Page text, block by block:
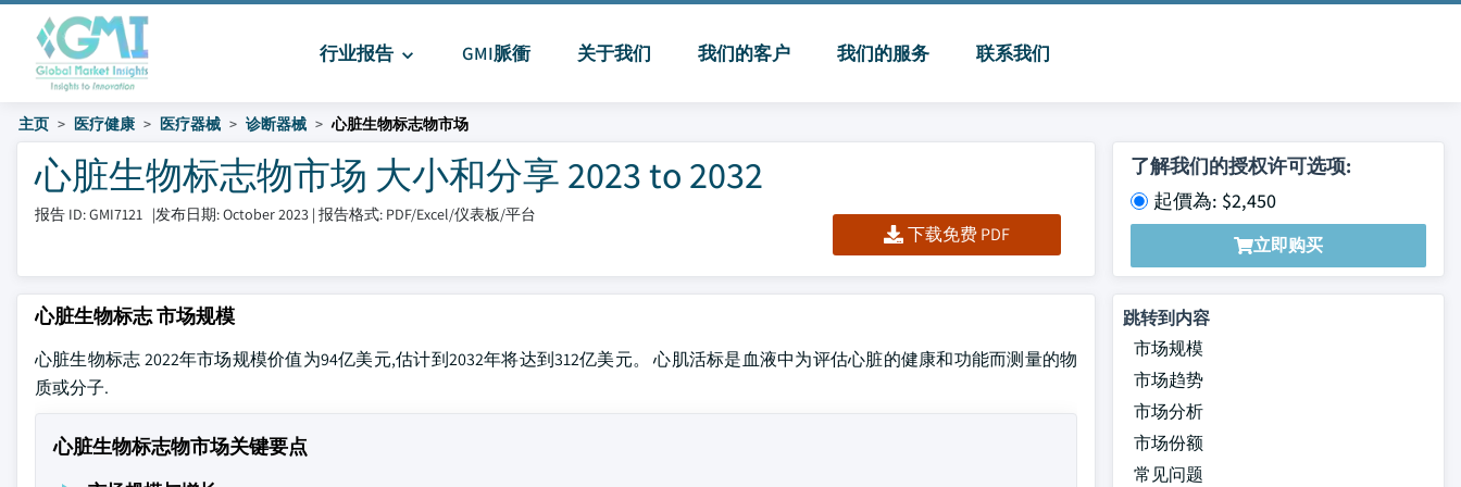
行业报告 GMI脈衝 关于我们 我们的客户 我们的服务 联系我们
主页 医疗健康 医疗器械 诊断器械 心脏生物标志物市场
心脏生物标志物市场 大小和分享 2023 to 2032
报告 ID: GMI7121 |发布日期: October 2023 | 报告格式: PDF/Excel/仪表板/平台
下载免费 PDF
了解我们的授权许可选项:
起價為: $2,450
立即购买
心脏生物标志 市场规模
心脏生物标志 2022年市场规模价值为94亿美元,估计到2032年将达到312亿美元。 心肌活标是血液中为评估心脏的健康和功能而测量的物
质或分子.
心脏生物标志物市场关键要点
跳转到内容
市场规模
市场趋势
市场分析
市场份额
常见问题